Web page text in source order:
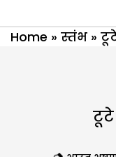
Home » स्तंभ »